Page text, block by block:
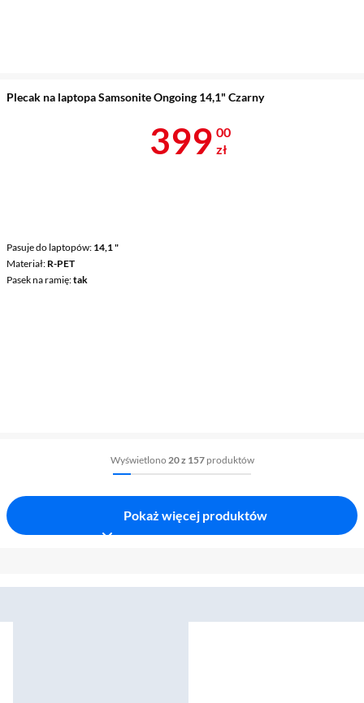
Plecak na laptopa Samsonite Ongoing 14,1" Czarny
Pasuje do laptopów 14,1 "
Materiał R-PET
Pasek na ramię tak
Cena 399 zł
399 00
zł
Wyświetlono 20 z 157 produktów
Pokaż więcej produktów